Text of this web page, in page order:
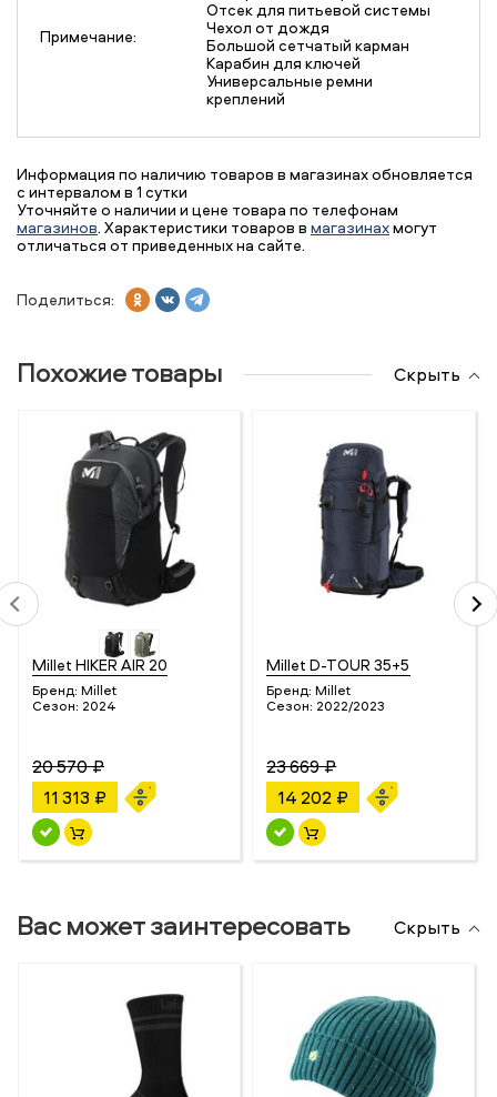
Примечание:
Отсек для питьевой системы
Чехол от дождя
Большой сетчатый карман
Карабин для ключей
Универсальные ремни
креплений
Информация по наличию товаров в магазинах обновляется
с интервалом в 1 сутки
Уточняйте о наличии и цене товара по телефонам
магазинов. Характеристики товаров в магазинахмогут
отличаться от приведенных на сайте.
Поделиться:
Похожие товары Скрыть
Millet HIKER AIR 20
Бренд: Millet
Сезон: 2024
20 570 ₽
11 313 ₽
Millet D-TOUR 35+5
Бренд: Millet
Сезон: 2022/2023
23 669 ₽
14 202 ₽
Вас может заинтересовать Скрыть